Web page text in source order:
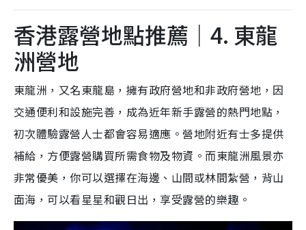
香港露營地點推薦｜4. 東龍
洲營地
東龍洲，又名東龍島，擁有政府營地和非政府營地，因
交通便利和設施完善，成為近年新手露營的熱門地點，
初次體驗露營人士都會容易適應。營地附近有士多提供
補給，方便露營購買所需食物及物資。而東龍洲風景亦
非常優美，你可以選擇在海邊、山間或林間紮營，背山
面海，可以看星星和觀日出，享受露營的樂趣。